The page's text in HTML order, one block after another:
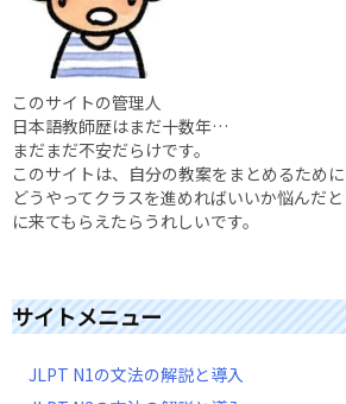
このサイトの管理人
日本語教師歴はまだ十数年…
まだまだ不安だらけです。
このサイトは、自分の教案をまとめるために
どうやってクラスを進めればいいか悩んだ
に来てもらえたらうれしいです。
サイトメニュー
JLPT N1の文法の解説と導入